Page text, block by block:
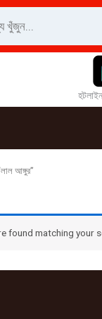
আঙ্গুর”
found matching your